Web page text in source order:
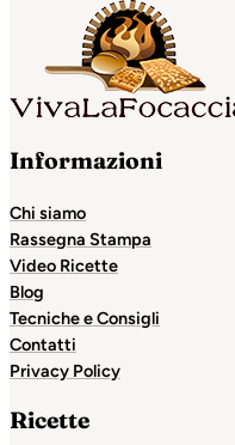
Informazioni
Chi siamo
Rassegna Stampa
Video Ricette
Blog
Tecniche e Consigli
Contatti
Privacy Policy
Ricette